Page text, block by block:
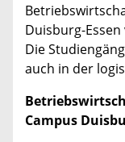
Duisburg-
Die
auch in der
Campus